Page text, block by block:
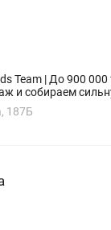
быстрорастущий бренд в нише здоровья и
и собираем
187Б